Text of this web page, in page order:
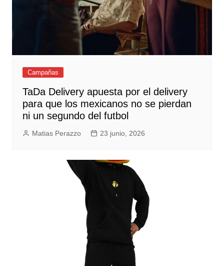
Campañas
TaDa Delivery apuesta por el delivery
para que los mexicanos no se pierdan
ni un segundo del futbol
Matias Perazzo 23 junio, 2026